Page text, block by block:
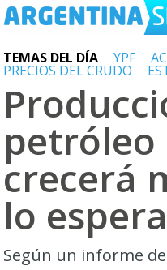
TEMAS DEL DÍA YPF
PRECIOS DEL CRUDO
petróleo
crecerá
lo
Según un informe de